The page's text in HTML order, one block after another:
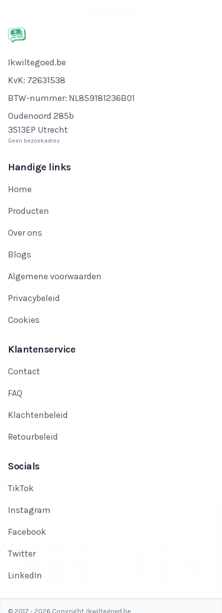
Bedrijfsnaam
Ikwiltegoed.be
KvK-nummer
KvK: 72631538
Btw-nummer
BTW-nummer: NL859181236B01
Adres
Oudenoord 285b
3513EP Utrecht
Geen bezoekadres
Handige links
Home
Producten
Over ons
Blogs
Algemene voorwaarden
Privacybeleid
Cookies
Klantenservice
Contact
FAQ
Klachtenbeleid
Retourbeleid
Socials
TikTok
Instagram
Facebook
Twitter
LinkedIn
© 2017 - 2026 Copyright Ikwiltegoed.be